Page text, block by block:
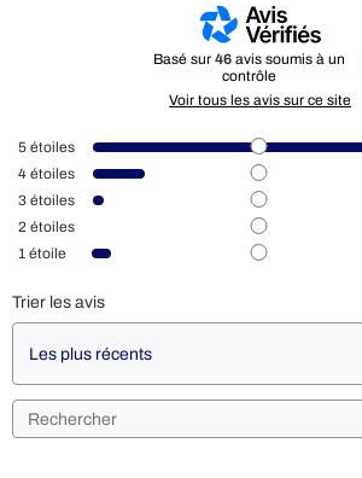
Basé sur46 avis soumis à un
contrôle
Voir tous les avis sur ce site
5 étoiles
4 étoiles
3 étoiles
2 étoiles
1 étoile
Trier les avis